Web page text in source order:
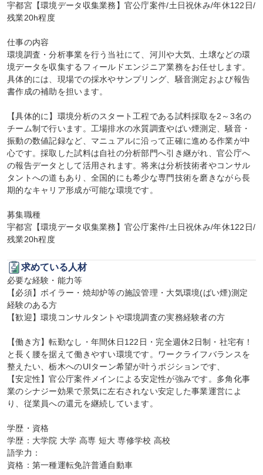
宇都宮【環境データ収集業務】官公庁案件/土日祝休み/年休122日/
残業20h程度
仕事の内容
環境調査・分析事業を行う当社にて、河川や大気、土壌などの環
境データを収集するフィールドエンジニア業務をお任せします。
具体的には、現場での採水やサンプリング、騒音測定および報告
書作成の補助を担います。
【具体的に】環境分析のスタート工程である試料採取を2～3名の
チーム制で行います。工場排水の水質調査やばい煙測定、騒音・
振動の数値記録など、マニュアルに沿って正確に進める作業が中
心です。採取した試料は自社の分析部門へ引き継がれ、官公庁へ
の報告データとして活用されます。将来は分析技術者やコンサル
タントへの道もあり、全国的にも希少な専門技術を磨きながら長
期的なキャリア形成が可能な環境です。
募集職種
宇都宮【環境データ収集業務】官公庁案件/土日祝休み/年休122日/
残業20h程度
求めている人材
必要な経験・能力等
【必須】ボイラー・焼却炉等の施設管理・大気環境(ばい煙)測定
経験のある方
【歓迎】環境コンサルタントや環境調査の実務経験者の方
【働き方】転勤なし・年間休日122日・完全週休2日制・社宅有！
と長く腰を据えて働きやすい環境です。ワークライフバランスを
整えたい、栃木へのUIターン希望が叶うポジションです、
【安定性】官公庁案件メインによる安定性が強みです。多角化事
業のシナジー効果で景気に左右されない安定した事業運営によ
り、従業員への還元を継続しています。
学歴・資格
学歴：大学院 大学 高専 短大 専修学校 高校
語学力：
資格：第一種運転免許普通自動車